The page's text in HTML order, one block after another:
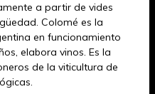
a partir de vides
Colomé es la
en funcionamiento
elabora vinos. Es la
de la viticultura de